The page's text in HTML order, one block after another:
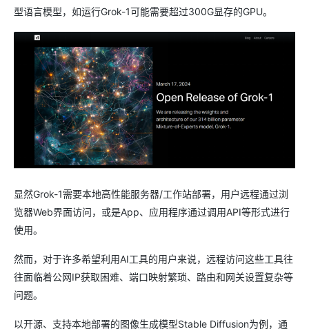
型语言模型，如运行Grok-1可能需要超过300G显存的GPU。
显然Grok-1需要本地高性能服务器/工作站部署，用户远程通过浏
览器Web界面访问，或是App、应用程序通过调用API等形式进行
使用。
然而，对于许多希望利用AI工具的用户来说，远程访问这些工具往
往面临着公网IP获取困难、端口映射繁琐、路由和网关设置复杂等
问题。
以开源、支持本地部署的图像生成模型Stable Diffusion为例，通